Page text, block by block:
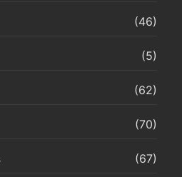
(46)
(5)
(62)
(70)
(67)